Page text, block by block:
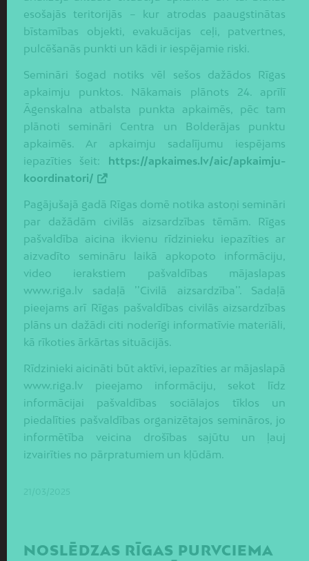
esošajās teritorijās – kur atrodas paaugstinātas
bīstamības objekti, evakuācijas ceļi, patvertnes,
pulcēšanās punkti un kādi ir iespējamie riski.
Semināri šogad notiks vēl sešos dažādos Rīgas
apkaimju punktos. Nākamais plānots 24. aprīlī
Āgenskalna atbalsta punkta apkaimēs, pēc tam
plānoti semināri Centra un Bolderājas punktu
apkaimēs. Ar apkaimju sadalījumu iespējams
iepazīties šeit: https://apkaimes.lv/aic/apkaimju-
koordinatori/
Pagājušajā gadā Rīgas domē notika astoņi semināri
par dažādām civilās aizsardzības tēmām. Rīgas
pašvaldība aicina ikvienu rīdzinieku iepazīties ar
aizvadīto semināru laikā apkopoto informāciju,
video ierakstiem pašvaldības mājaslapas
www.riga.lv sadaļā ’’Civilā aizsardzība’’. Sadaļā
pieejams arī Rīgas pašvaldības civilās aizsardzības
plāns un dažādi citi noderīgi informatīvie materiāli,
kā rīkoties ārkārtas situācijās.
Rīdzinieki aicināti būt aktīvi, iepazīties ar mājaslapā
www.riga.lv pieejamo informāciju, sekot līdz
informācijai pašvaldības sociālajos tīklos un
piedalīties pašvaldības organizētajos semināros, jo
informētība veicina drošības sajūtu un ļauj
izvairīties no pārpratumiem un kļūdām.
NOSLĒDZAS RĪGAS PURVCIEMA